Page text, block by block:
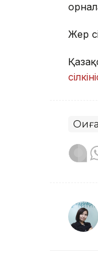
Жер
Оқиға